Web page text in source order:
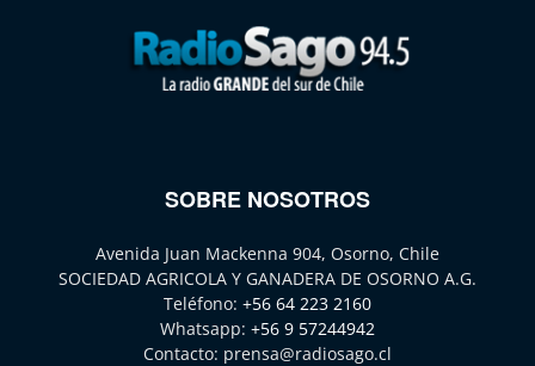
SOBRE NOSOTROS
Avenida Juan Mackenna 904, Osorno, Chile
SOCIEDAD AGRICOLA Y GANADERA DE OSORNO A.G.
Teléfono: +56 64 223 2160
Whatsapp: +56 9 57244942
Contacto: prensa@radiosago.cl